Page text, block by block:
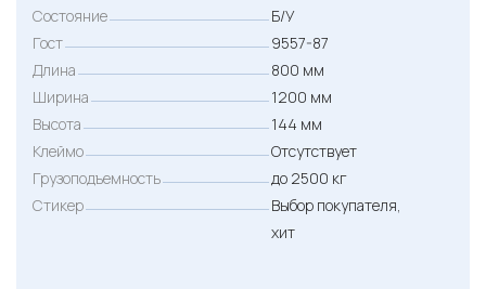
Состояние
Б/У
Гост
9557-87
Длина
800 мм
Ширина
1200 мм
Высота
144 мм
Клеймо
Отсутствует
Грузоподъемность
до 2500 кг
Стикер
Выбор покупателя,
хит